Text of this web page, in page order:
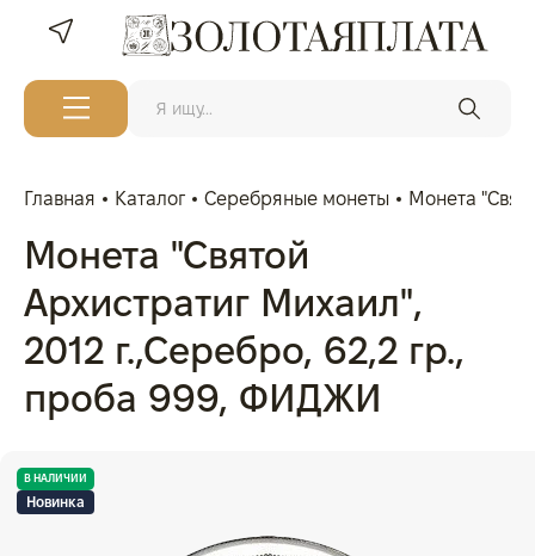
Главная Каталог Серебряные монеты Монета
Монета "Святой
Архистратиг Михаил",
2012 г.,Серебро, 62,2 гр.,
проба 999, ФИДЖИ
В НАЛИЧИИ
Новинка